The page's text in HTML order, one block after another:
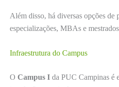
Além disso, há diversas opções de
especializações, MBAs e
Infraestrutura do Campus
O Campus I da PUC Campinas é